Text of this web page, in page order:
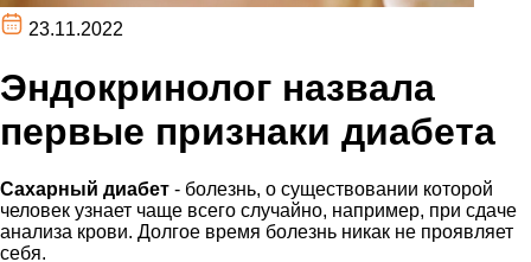
23.11.2022
Эндокринолог назвала
первые признаки диабета
Сахарный диабет - болезнь, о существовании которой
человек узнает чаще всего случайно, например, при сдаче
анализа крови. Долгое время болезнь никак не проявляет
себя.